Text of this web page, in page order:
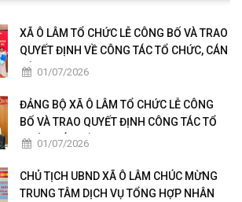
XÃ Ô LÂM TỔ CHỨC LỄ CÔNG BỐ VÀ TRAO
QUYẾT ĐỊNH VỀ CÔNG TÁC TỔ CHỨC, CÁN
BỘ 01/07/2026
ĐẢNG BỘ XÃ Ô LÂM TỔ CHỨC LỄ CÔNG
BỐ VÀ TRAO QUYẾT ĐỊNH CÔNG TÁC TỔ
CHỨC, CÁN BỘ
01/07/2026
CHỦ TỊCH UBND XÃ Ô LÂM CHÚC MỪNG
TRUNG TÂM DỊCH VỤ TỔNG HỢP NHÂN